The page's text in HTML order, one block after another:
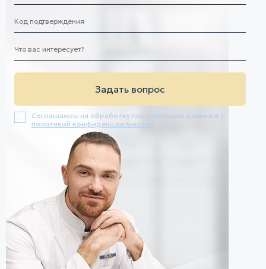
Соглашаюсь на обработку персональных данных и с
политикой конфиденциальности